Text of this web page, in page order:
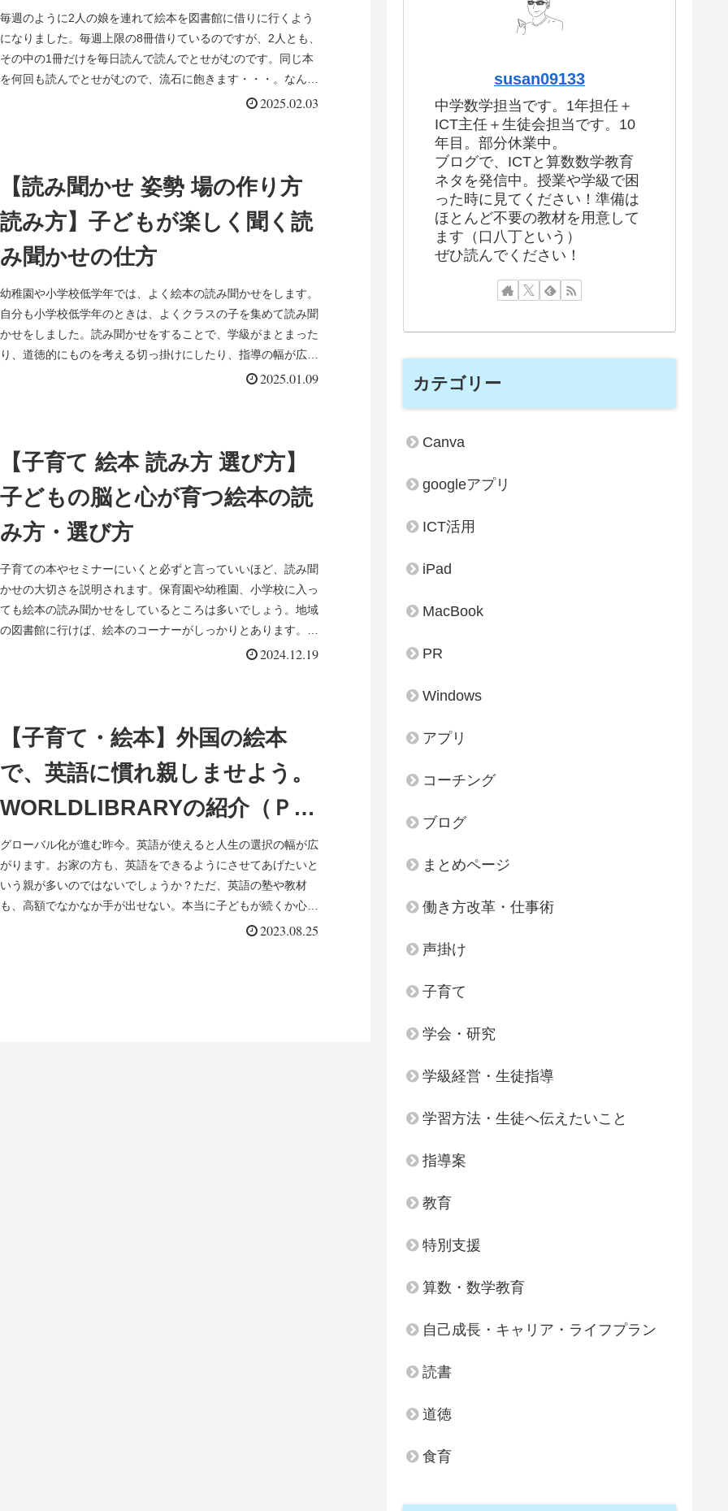
毎週のように2人の娘を連れて絵本を図書館に借りに行くよう
になりました。毎週上限の8冊借りているのですが、2人とも、
その中の1冊だけを毎日読んで読んでとせがむのです。同じ本
を何回も読んでとせがむので、流石に飽きます・・・。なんで
2025.02.03
【読み聞かせ 姿勢 場の作り方
読み方】子どもが楽しく聞く読
み聞かせの仕方
幼稚園や小学校低学年では、よく絵本の読み聞かせをします。
自分も小学校低学年のときは、よくクラスの子を集めて読み聞
かせをしました。読み聞かせをすることで、学級がまとまった
り、道徳的にものを考える切っ掛けにしたり、指導の幅が広が
2025.01.09
【子育て 絵本 読み方 選び方】
子どもの脳と心が育つ絵本の読
み方・選び方
子育ての本やセミナーにいくと必ずと言っていいほど、読み聞
かせの大切さを説明されます。保育園や幼稚園、小学校に入っ
ても絵本の読み聞かせをしているところは多いでしょう。地域
の図書館に行けば、絵本のコーナーがしっかりとあります。絵
2024.12.19
【子育て・絵本】外国の絵本
で、英語に慣れ親しませよう。
WORLDLIBRARYの紹介（Ｐ
Ｒ）2024.06.11更新
グローバル化が進む昨今。英語が使えると人生の選択の幅が広
がります。お家の方も、英語をできるようにさせてあげたいと
いう親が多いのではないでしょうか？ただ、英語の塾や教材
も、高額でなかなか手が出せない。本当に子どもが続くか心配
2023.08.25
susan09133
中学数学担当です。1年担任＋
ICT主任＋生徒会担当です。10
年目。部分休業中。
ブログで、ICTと算数数学教育
ネタを発信中。授業や学級で困
った時に見てください！準備は
ほとんど不要の教材を用意して
ます（口八丁という）
ぜひ読んでください！
カテゴリー
Canva
googleアプリ
ICT活用
iPad
MacBook
PR
Windows
アプリ
コーチング
ブログ
まとめページ
働き方改革・仕事術
声掛け
子育て
学会・研究
学級経営・生徒指導
学習方法・生徒へ伝えたいこと
指導案
教育
特別支援
算数・数学教育
自己成長・キャリア・ライフプラン
読書
道徳
食育